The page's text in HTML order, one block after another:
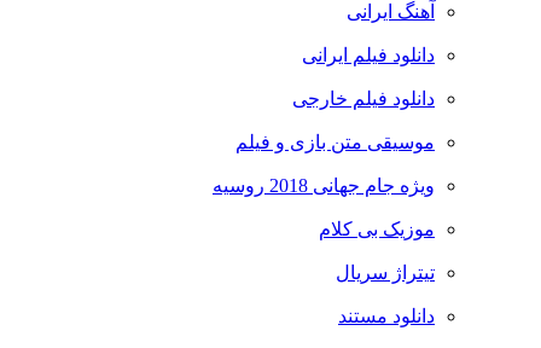
آهنگ ایرانی
دانلود فیلم ایرانی
دانلود فیلم خارجی
موسیقی متن بازی و فیلم
ویژه جام جهانی 2018 روسیه
موزیک بی کلام
تیتراژ سریال
دانلود مستند